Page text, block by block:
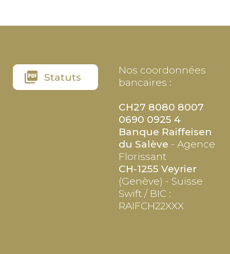
Statuts
Nos coordonnées
bancaires :
CH27 8080 8007
0690 0925 4
Banque Raiffeisen
du Salève - Agence
Florissant
CH-1255 Veyrier
(Genève) - Suisse
Swift / BIC :
RAIFCH22XXX